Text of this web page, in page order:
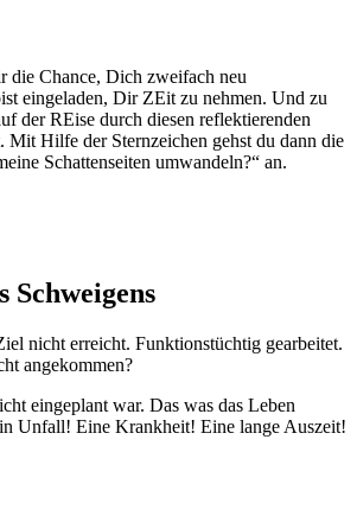
die Chance, Dich zweifach neu
eingeladen, Dir ZEit zu nehmen. Und zu
der REise durch diesen reflektierenden
Mit Hilfe der Sternzeichen gehst du dann die
Schattenseiten umwandeln?“ an.
Schweigens
nicht erreicht. Funktionstüchtig gearbeitet.
angekommen?
eingeplant war. Das was das Leben
Unfall! Eine Krankheit! Eine lange Auszeit!